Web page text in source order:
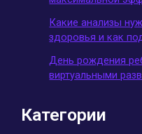
Какие анализы
здоровья и как
День рождения
виртуальными
Категории